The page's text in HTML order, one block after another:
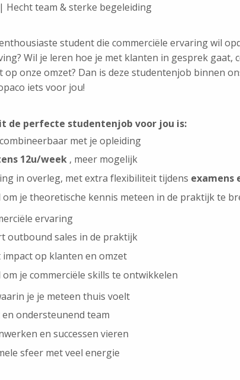
| Hecht team & sterke begeleiding
student die commerciële ervaring wil
Wil je leren hoe je met klanten in gesprek gaat,
op onze omzet? Dan is deze studentenjob binnen
iets voor jou!
de perfecte studentenjob voor jou is:
met je opleiding
12u/week , meer mogelijk
in overleg, met extra flexibiliteit tijdens examens
om je theoretische kennis meteen in de praktijk te
ervaring
outbound sales in de praktijk
impact op klanten en omzet
om je commerciële skills te ontwikkelen
je je meteen thuis voelt
en ondersteunend team
en successen vieren
sfeer met veel energie